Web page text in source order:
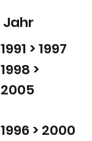
Jahr
1991 > 1997
1998 >
2005
1996 > 2000